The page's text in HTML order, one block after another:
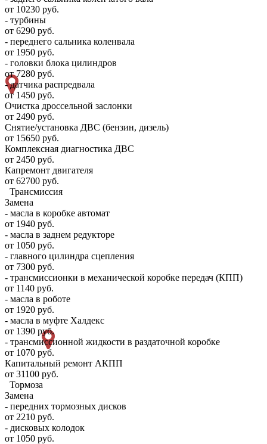
от 10230 руб.
- турбины
от 6290 руб.
- переднего сальника коленвала
от 1950 руб.
- головки блока цилиндров
от 7280 руб.
- датчика распредвала
от 1450 руб.
Очистка дроссельной заслонки
от 2490 руб.
Снятие/установка ДВС (бензин, дизель)
от 15650 руб.
Комплексная диагностика ДВС
от 2450 руб.
Капремонт двигателя
от 62700 руб.
Трансмиссия
Замена
- масла в коробке автомат
от 1940 руб.
- масла в заднем редукторе
от 1050 руб.
- главного цилиндра сцепления
от 7300 руб.
- трансмиссионки в механической коробке передач (КПП)
от 1140 руб.
- масла в роботе
от 1920 руб.
- масла в муфте Халдекс
от 1390 руб.
- трансмиссионной жидкости в раздаточной коробке
от 1070 руб.
Капитальный ремонт АКПП
от 31100 руб.
Тормоза
Замена
- передних тормозных дисков
от 2210 руб.
- дисковых колодок
от 1050 руб.